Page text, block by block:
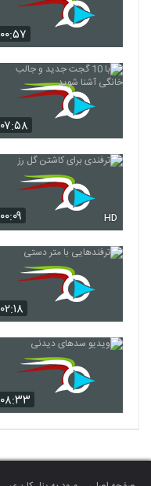
۰۰:۵۷
۰۷:۵۸
۰۰:۰۹ HD
۰۲:۱۸
۰۸:۳۳